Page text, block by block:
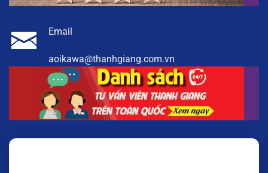
Email
aoikawa@thanhgiang.com.vn